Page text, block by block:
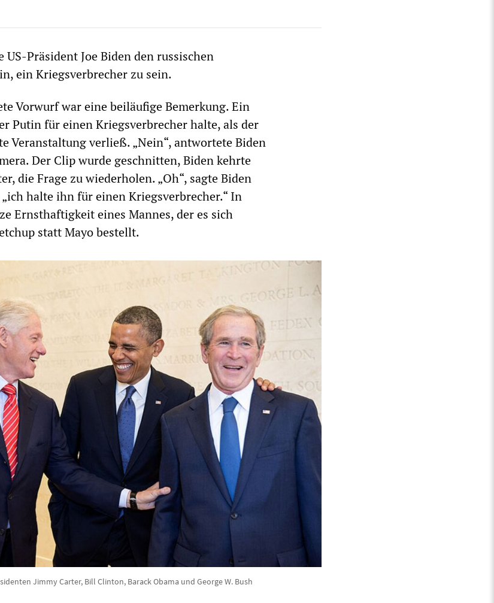
Präsident Joe Biden den russischen
ein Kriegsverbrecher zu sein.
Vorwurf war eine beiläufige Bemerkung. Ein
Putin für einen Kriegsverbrecher halte, als der
Veranstaltung verließ. „Nein“, antwortete Biden
Der Clip wurde geschnitten, Biden kehrte
die Frage zu wiederholen. „Oh“, sagte Biden
halte ihn für einen Kriegsverbrecher.“ In
Ernsthaftigkeit eines Mannes, der es sich
statt Mayo bestellt.
Jimmy Carter, Bill Clinton, Barack Obama und George W. Bush